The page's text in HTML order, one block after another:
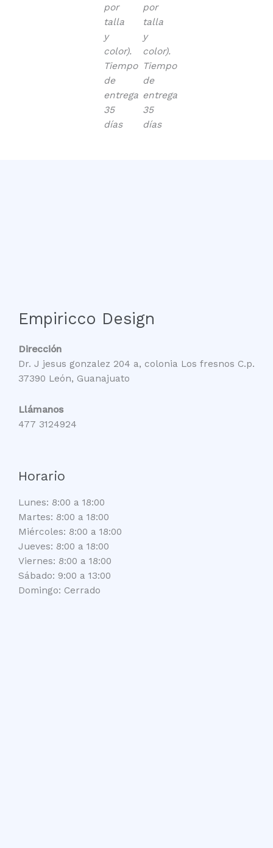
por
talla
y
color).
Tiempo
de
entrega
35
días
por
talla
y
color).
Tiempo
de
entrega
35
días
Empiricco Design
Dirección
Dr. J jesus gonzalez 204 a, colonia Los fresnos C.p.
37390 León, Guanajuato
Llámanos
477 3124924
Horario
Lunes: 8:00 a 18:00
Martes: 8:00 a 18:00
Miércoles: 8:00 a 18:00
Jueves: 8:00 a 18:00
Viernes: 8:00 a 18:00
Sábado: 9:00 a 13:00
Domingo: Cerrado